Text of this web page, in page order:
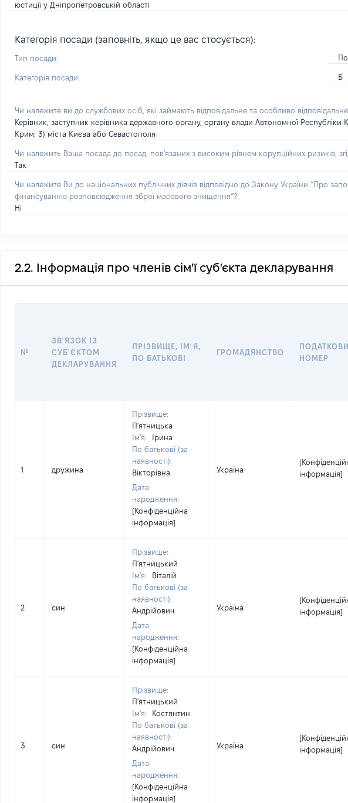
юстиції у Дніпропетровській області
Категорія посади (заповніть, якщо це вас стосується):
Тип посади:
Категорія посади: Б
Чи належите ви до службових осіб, які займають відповідальне та особливо
Керівник, заступник керівника державного органу, органу влади Автономної
Крим; 3) міста Києва або Севастополя
Чи належить Ваша посада до посад, пов'язаних з високим рівнем корупційних ризиків,
Так
Чи належите Ви до національних публічних діячів відповідно до Закону України “Про
фінансуванню розповсюдження зброї масового знищення”?
Ні
2.2. Інформація про членів сім'ї суб'єкта декларування
№
ЗВ'ЯЗОК ІЗ
СУБ'ЄКТОМ
ДЕКЛАРУВАННЯ
ПРІЗВИЩЕ, ІМ'Я,
ПО БАТЬКОВІ
ГРОМАДЯНСТВО
НОМЕР
1 дружина
Прізвище:
П'ятницька
Ім'я:
Ірина
По батькові (за
наявності):
Вікторівна
Дата
народження:
[Конфіденційна
інформація]
Україна
інформація]
2 син
Прізвище:
П'ятницький
Ім'я:
Віталій
По батькові (за
наявності):
Андрійович
Дата
народження:
[Конфіденційна
інформація]
Україна
інформація]
3 син
Прізвище:
П'ятницький
Ім'я:
Костянтин
По батькові (за
наявності):
Андрійович
Дата
народження:
[Конфіденційна
інформація]
Україна
інформація]